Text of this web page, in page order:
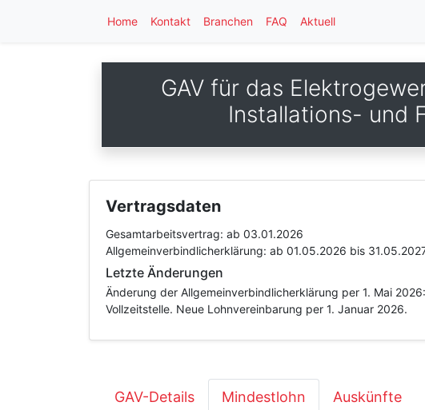
Home Kontakt Branchen FAQ Aktuell
GAV für das
Installations- und
Vertragsdaten
Gesamtarbeitsvertrag: ab 03.01.2026
Allgemeinverbindlicherklärung: ab 01.05.2026 bis
Letzte Änderungen
Änderung der Allgemeinverbindlicherklärung per 1. Mai
Vollzeitstelle. Neue Lohnvereinbarung per 1. Januar 2026.
GAV-Details Mindestlohn Auskünfte